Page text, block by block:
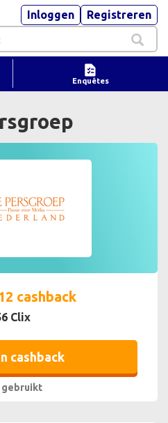
Inloggen Registreren
Enquêtes
cashback
Clix
cashback
gebruikt